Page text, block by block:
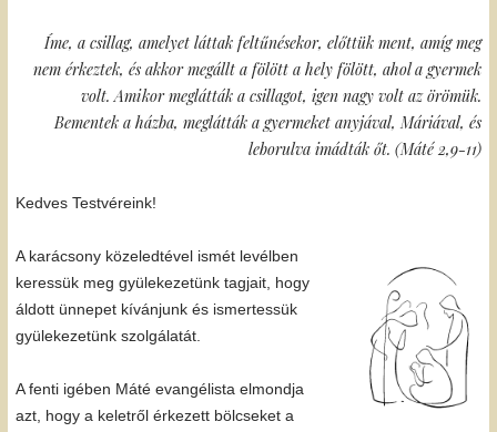
Íme, a csillag, amelyet láttak feltűnésekor, előttük ment, amíg meg
nem érkeztek, és akkor megállt a fölött a hely fölött, ahol a gyermek
volt. Amikor meglátták a csillagot, igen nagy volt az örömük.
Bementek a házba, meglátták a gyermeket anyjával, Máriával, és
leborulva imádták őt. (Máté 2,9-11)
Kedves Testvéreink!
A karácsony közeledtével ismét levélben
keressük meg gyülekezetünk tagjait, hogy
áldott ünnepet kívánjunk és ismertessük
gyülekezetünk szolgálatát.
A fenti igében Máté evangélista elmondja
azt, hogy a keletről érkezett bölcseket a